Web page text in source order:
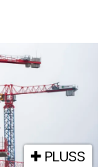
PLUSS